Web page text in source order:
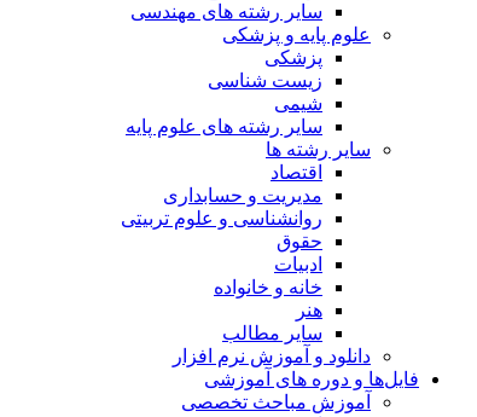
سایر رشته های مهندسی
علوم پایه و پزشکی
پزشکی
زیست شناسی
شیمی
سایر رشته های علوم پایه
سایر رشته ها
اقتصاد
مدیریت و حسابداری
روانشناسی و علوم تربیتی
حقوق
ادبیات
خانه و خانواده
هنر
سایر مطالب
دانلود و آموزش نرم افزار
فایل‌ها و دوره های آموزشی
آموزش مباحث تخصصی